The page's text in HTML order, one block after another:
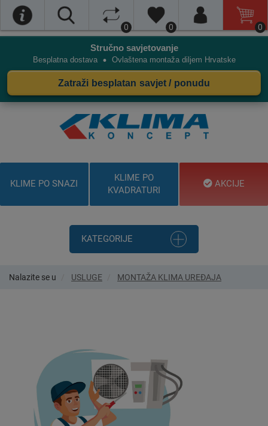
0 0 0
Stručno savjetovanje
Besplatna dostava • Ovlaštena montaža diljem Hrvatske
Zatraži besplatan savjet / ponudu
KLIME PO SNAZI
KLIME PO
KVADRATURI
AKCIJE
KATEGORIJE
Nalazite se u USLUGE MONTAŽA KLIMA UREĐAJA